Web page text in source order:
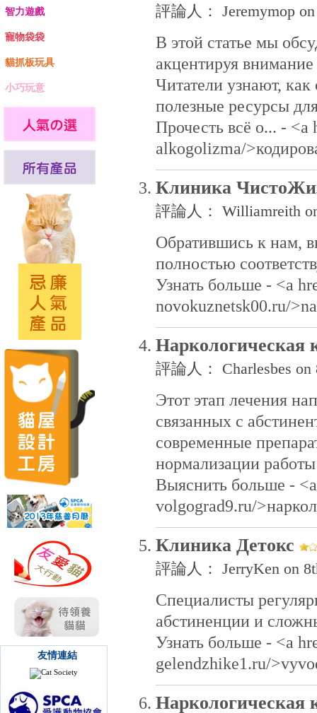
智力遊戲
寵物袋袋
貓抓板玩具
小巧玩意
友情連結
評論人： Jeremymop
В этой статье мы
акцентируя
Читатели узнают, как
полезные ресурсы
Прочесть всё о... -
alkogolizma/
Клиника
評論人： Williamreith
Обратившись к нам,
полностью
Узнать больше - <a
novokuznetsk00.ru/
Наркологическая
評論人： Charlesbes on
Этот этап лечения
связанных с
современные
нормализации
Выяснить больше -
volgograd9.ru/
Клиника Детокс
評論人： JerryKen on
Специалисты
абстиненции и
Узнать больше - <a
gelendzhike1.ru/
Наркологическая